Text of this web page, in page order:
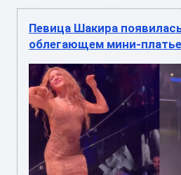
Певица Шакира
облегающем мини-платье